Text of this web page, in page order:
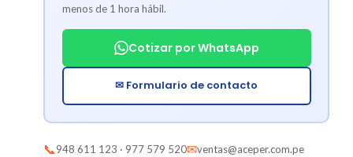
menos de 1 hora hábil.
Cotizar por WhatsApp
✉ Formulario de contacto
📞948 611 123 · 977 579 520✉ventas@aceper.com.pe